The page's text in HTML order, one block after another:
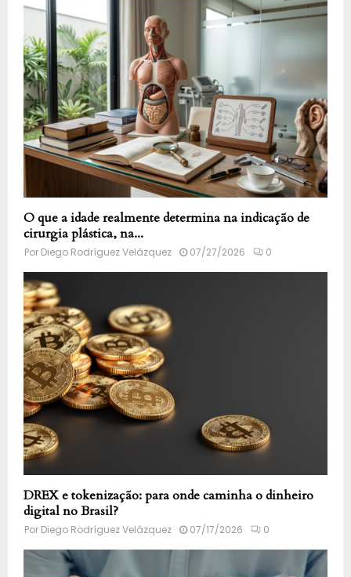
O que a idade realmente determina na indicação de
cirurgia plástica, na...
Por Diego Rodríguez Velázquez 07/27/2026 0
DREX e tokenização: para onde caminha o dinheiro
digital no Brasil?
Por Diego Rodríguez Velázquez 07/17/2026 0